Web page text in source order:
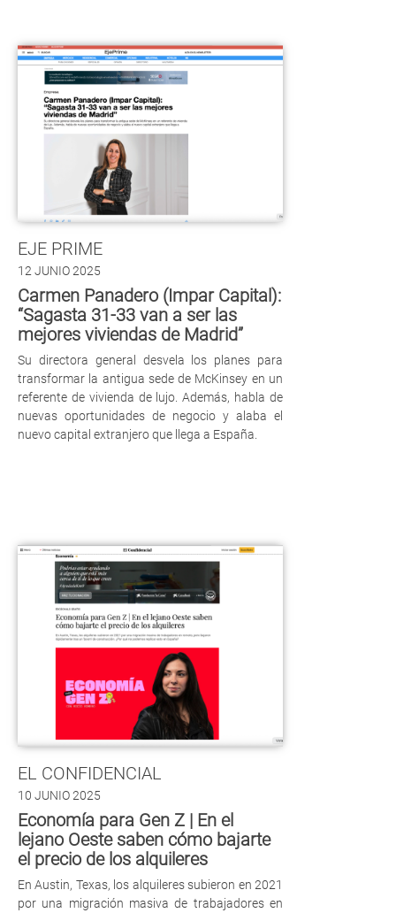
EJE PRIME
12 JUNIO 2025
Carmen Panadero (Impar Capital):
“Sagasta 31-33 van a ser las
mejores viviendas de Madrid”
Su directora general desvela los planes para
transformar la antigua sede de McKinsey en un
referente de vivienda de lujo. Además, habla de
nuevas oportunidades de negocio y alaba el
nuevo capital extranjero que llega a España.
EL CONFIDENCIAL
10 JUNIO 2025
Economía para Gen Z | En el
lejano Oeste saben cómo bajarte
el precio de los alquileres
En Austin, Texas, los alquileres subieron en 2021
por una migración masiva de trabajadores en